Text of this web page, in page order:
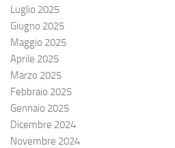
Luglio 2025
Giugno 2025
Maggio 2025
Aprile 2025
Marzo 2025
Febbraio 2025
Gennaio 2025
Dicembre 2024
Novembre 2024